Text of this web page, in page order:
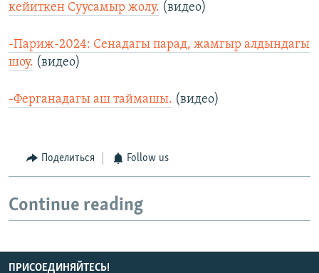
кейиткен Суусамыр жолу. (видео)
-Париж-2024: Сенадагы парад, жамгыр алдындагы
шоу. (видео)
-Ферганадагы аш таймашы. (видео)
Поделиться Follow us
Continue reading
ПРИСОЕДИНЯЙТЕСЬ!